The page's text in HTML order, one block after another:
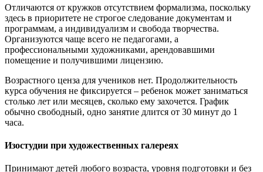
Отличаются от кружков отсутствием формализма, поскольку
здесь в приоритете не строгое следование документам и
программам, а индивидуализм и свобода творчества.
Организуются чаще всего не педагогами, а
профессиональными художниками, арендовавшими
помещение и получившими лицензию.
Возрастного ценза для учеников нет. Продолжительность
курса обучения не фиксируется – ребенок может заниматься
столько лет или месяцев, сколько ему захочется. График
обычно свободный, одно занятие длится от 30 минут до 1
часа.
Изостудии при художественных галереях
Принимают детей любого возраста, уровня подготовки и без